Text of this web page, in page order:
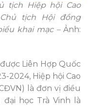
tịch Hiệp hội Cao
tịch Hội đồng
khai mạc – Ảnh:
Liên Hợp Quốc
2024, Hiệp hội Cao
là đơn vị điều
học Trà Vinh là